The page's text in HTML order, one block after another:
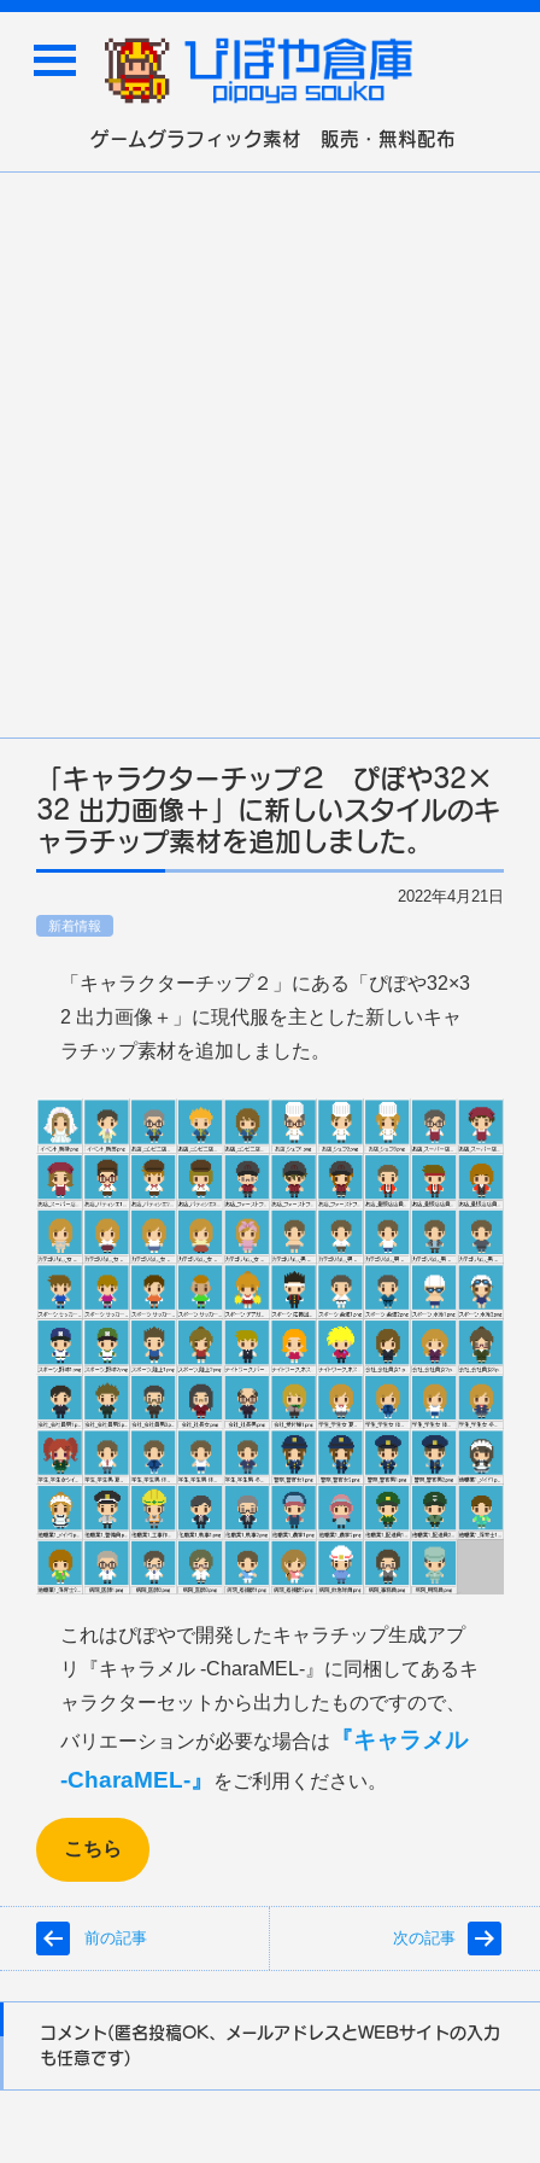
ゲームグラフィック素材 販売・無料配布
「キャラクターチップ２ ぴぽや32×
32 出力画像＋」に新しいスタイルのキ
ャラチップ素材を追加しました。
2022年4月21日
新着情報
「キャラクターチップ２」にある「ぴぽや32×3
2 出力画像＋」に現代服を主とした新しいキャ
ラチップ素材を追加しました。
これはぴぽやで開発したキャラチップ生成アプ
リ『キャラメル -CharaMEL-』に同梱してあるキ
ャラクターセットから出力したものですので、
バリエーションが必要な場合は
『キャラメル
-CharaMEL-』
をご利用ください。
こちら
前の記事 次の記事
コメント(匿名投稿OK、メールアドレスとWEBサイトの入力
も任意です)